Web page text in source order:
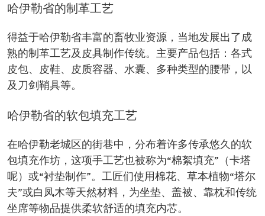
哈伊勒省的制革工艺
得益于哈伊勒省丰富的畜牧业资源，当地发展出了成
熟的制革工艺及皮具制作传统。主要产品包括：各式
皮包、皮鞋、皮质容器、水囊、多种类型的腰带，以
及刀剑鞘具等。
哈伊勒省的软包填充工艺
在哈伊勒老城区的街巷中，分布着许多传承悠久的软
包填充作坊，这项手工艺也被称为“棉絮填充”（卡塔
呢）或“衬垫制作”。工匠们使用棉花、草本植物“塔尔
夫”或白凤木等天然材料，为坐垫、盖被、靠枕和传统
坐席等物品提供柔软舒适的填充内芯。